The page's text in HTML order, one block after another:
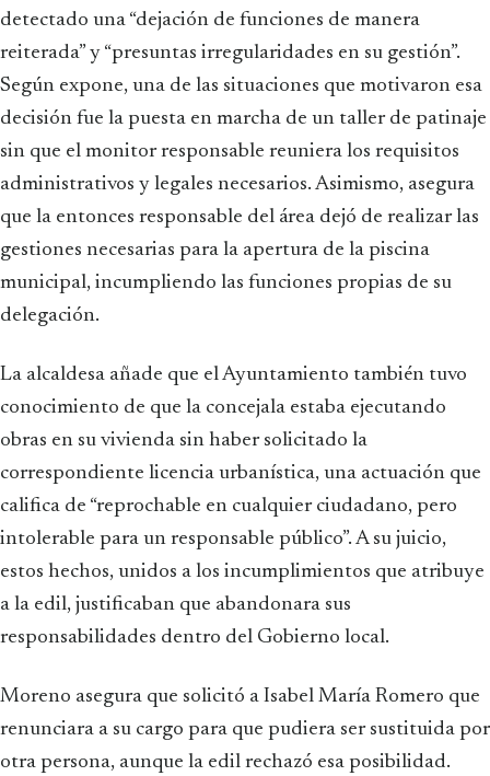
detectado una “dejación de funciones de manera
reiterada” y “presuntas irregularidades en su gestión”.
Según expone, una de las situaciones que motivaron esa
decisión fue la puesta en marcha de un taller de patinaje
sin que el monitor responsable reuniera los requisitos
administrativos y legales necesarios. Asimismo, asegura
que la entonces responsable del área dejó de realizar las
gestiones necesarias para la apertura de la piscina
municipal, incumpliendo las funciones propias de su
delegación.
La alcaldesa añade que el Ayuntamiento también tuvo
conocimiento de que la concejala estaba ejecutando
obras en su vivienda sin haber solicitado la
correspondiente licencia urbanística, una actuación que
califica de “reprochable en cualquier ciudadano, pero
intolerable para un responsable público”. A su juicio,
estos hechos, unidos a los incumplimientos que atribuye
a la edil, justificaban que abandonara sus
responsabilidades dentro del Gobierno local.
Moreno asegura que solicitó a Isabel María Romero que
renunciara a su cargo para que pudiera ser sustituida por
otra persona, aunque la edil rechazó esa posibilidad.